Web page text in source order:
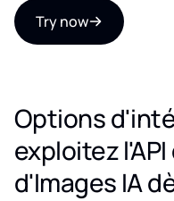
Try now
Options
exploitez
d'Images IA